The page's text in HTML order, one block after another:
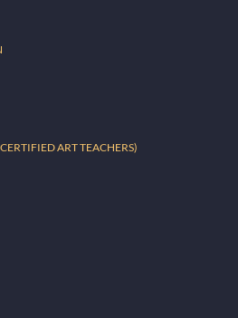
ART TEACHERS)